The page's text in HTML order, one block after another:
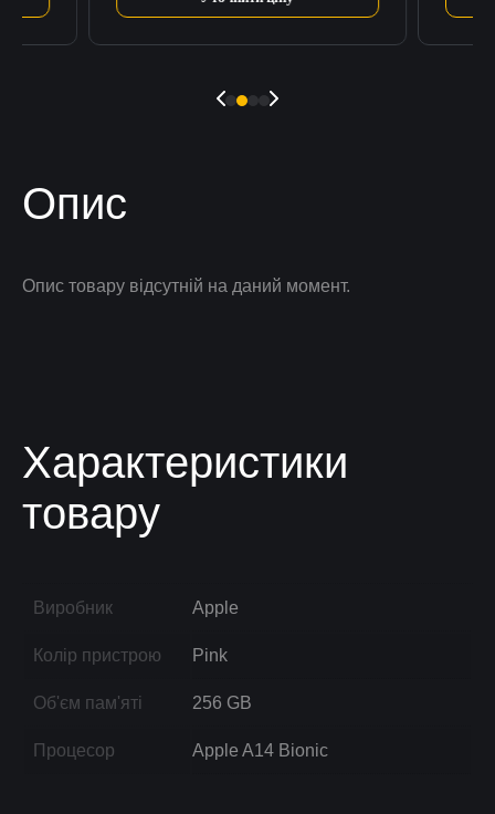
Опис
Опис товару відсутній на даний момент.
Характеристики
товару
Виробник Apple
Колір пристрою Pink
Об'єм пам'яті 256 GB
Процесор Apple A14 Bionic